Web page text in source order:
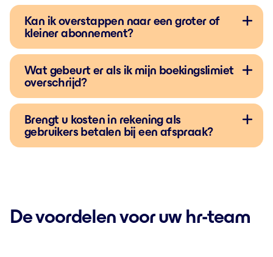
Kan ik overstappen naar een groter of
kleiner abonnement?
Wat gebeurt er als ik mijn boekingslimiet
overschrijd?
Brengt u kosten in rekening als
gebruikers betalen bij een afspraak?
De voordelen voor uw hr-team